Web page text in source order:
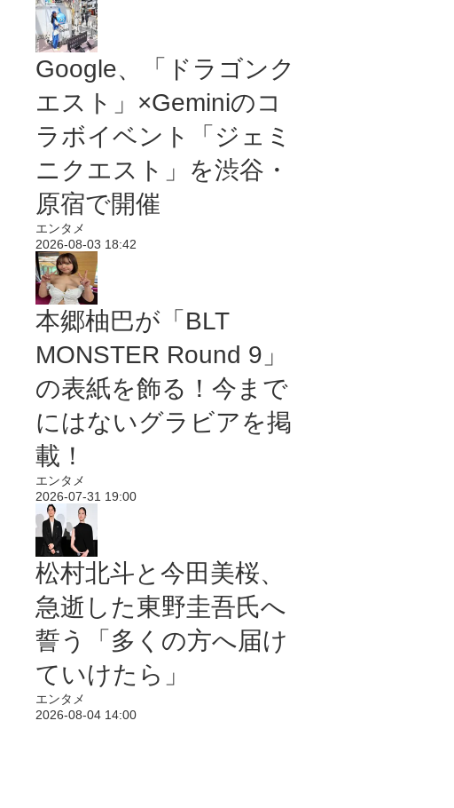
Google、「ドラゴンク
エスト」×Geminiのコ
ラボイベント「ジェミ
ニクエスト」を渋谷・
原宿で開催
エンタメ
2026-08-03 18:42
本郷柚巴が「BLT
MONSTER Round 9」
の表紙を飾る！今まで
にはないグラビアを掲
載！
エンタメ
2026-07-31 19:00
松村北斗と今田美桜、
急逝した東野圭吾氏へ
誓う「多くの方へ届け
ていけたら」
エンタメ
2026-08-04 14:00